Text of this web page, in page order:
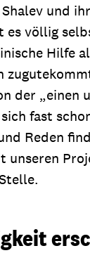
und
es völlig
Hilfe
der „einen
fast
Reden
unseren